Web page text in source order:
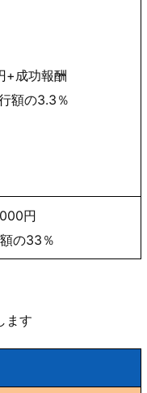
+成功報酬
額の3.3％
円
の33％
ます